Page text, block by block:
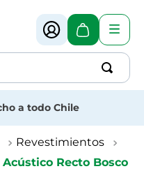
a todo Chile
Revestimientos
Recto Bosco